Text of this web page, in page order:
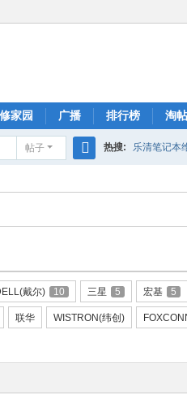
家园 广播 排行榜 淘帖
帖子
索
热搜: 乐清笔记本
戴尔) 10 三星 5 宏基 5
联华 WISTRON(纬创)